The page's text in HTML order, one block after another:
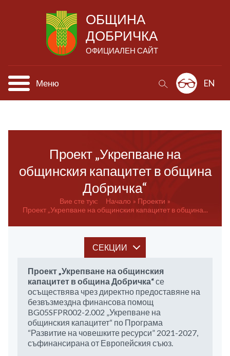
ОБЩИНА
ДОБРИЧКА
ОФИЦИАЛЕН САЙТ
Меню EN
Проект „Укрепване на
общинския капацитет в община
Добричка“
Вие сте тук: Начало
Проекти
Проект „Укрепване на общинския капацитет в община...
СЕКЦИИ
Проект „Укрепване на общинския
капацитет в община Добричка“се
осъществява чрез директно предоставяне на
безвъзмездна финансова помощ
BG05SFPR002-2.002 „Укрепване на
общинския капацитет“ по Програма
“Развитие на човешките ресурси” 2021-2027,
съфинансирана от Европейския съюз.